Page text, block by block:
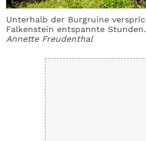
Unterhalb der Burgruine
Falkenstein entspannte Stunden.
Annette Freudenthal